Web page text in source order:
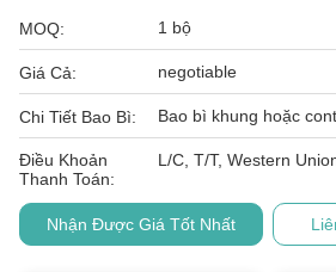
MOQ: 1 bộ
Giá Cả: negotiable
Chi Tiết Bao Bì: Bao bì khung hoặc
Điều Khoản
Thanh Toán:
L/C, T/T, Western
Nhận Được Giá Tốt Nhất